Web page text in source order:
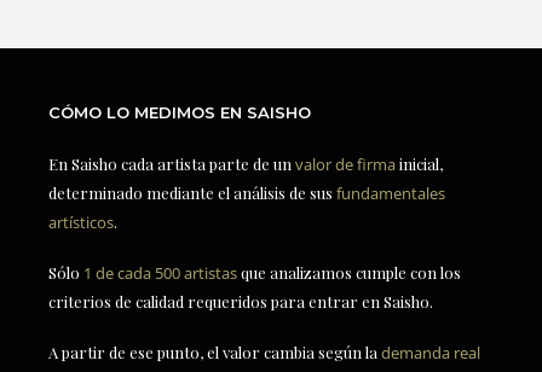
CÓMO LO MEDIMOS EN SAISHO
En Saisho cada artista parte de un valor de firmainicial,
determinado mediante el análisis de sus fundamentales
artísticos.
Sólo 1 de cada 500 artistasque analizamos cumple con los
criterios de calidad requeridos para entrar en Saisho.
A partir de ese punto, el valor cambia según la demanda real